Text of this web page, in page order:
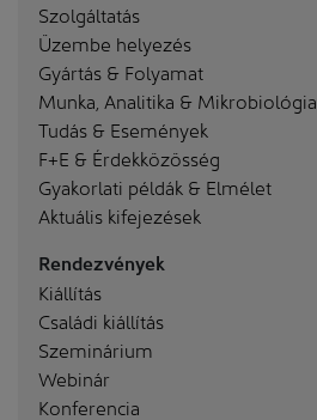
Szolgáltatás
Üzembe helyezés
Gyártás & Folyamat
Munka, Analitika & Mikrobiológia
Tudás & Események
F+E & Érdekközösség
Gyakorlati példák & Elmélet
Aktuális kifejezések
Rendezvények
Kiállítás
Családi kiállítás
Szeminárium
Webinár
Konferencia